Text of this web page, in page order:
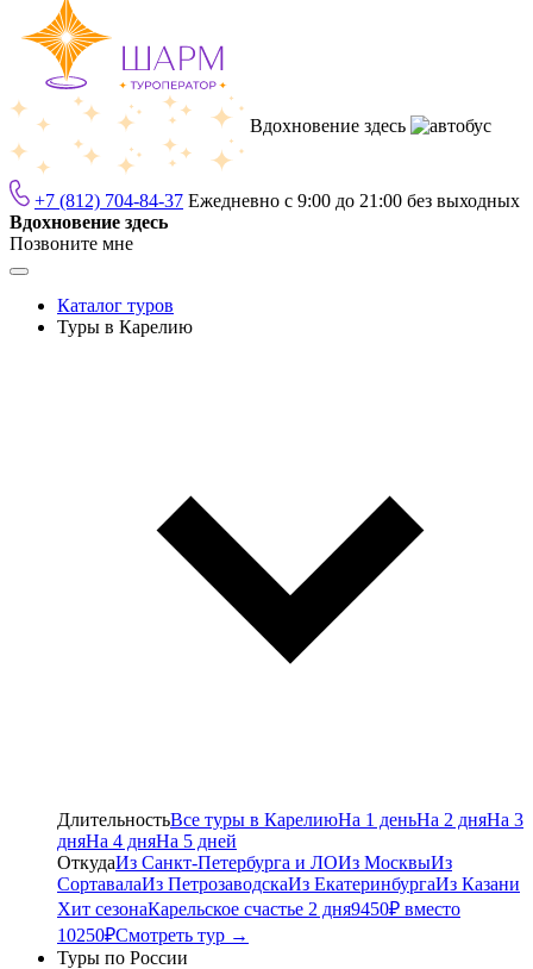
Вдохновение здесь
+7 (812) 704-84-37 Ежедневно с 9:00 до 21:00 без выходных
Вдохновение здесь
Позвоните мне
Каталог туров
Туры в Карелию
ДлительностьВсе туры в КарелиюНа 1 деньНа 2 дняНа 3
дняНа 4 дняНа 5 дней
ОткудаИз Санкт-Петербурга и ЛОИз МосквыИз
СортавалаИз ПетрозаводскаИз ЕкатеринбургаИз Казани
Хит сезонаКарельское счастье 2 дня9450₽ вместо
10250₽Смотреть тур →
Туры по России